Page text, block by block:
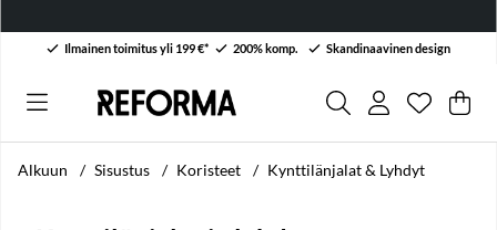
Ilmainen toimitus yli 199 €* 200% komp. Skandinaavinen design
Toivelista
. .
Alkuun Sisustus Koristeet Kynttilänjalat & Lyhdyt